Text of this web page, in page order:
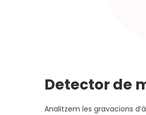
Detector de
Analitzem les gravacions